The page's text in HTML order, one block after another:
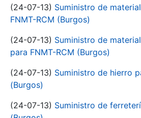
(24-07-13) Suministro de
FNMT-RCM (Burgos)
(24-07-13) Suministro de
para FNMT-RCM (Burgos)
(24-07-13) Suministro de hierro
(Burgos)
(24-07-13) Suministro de